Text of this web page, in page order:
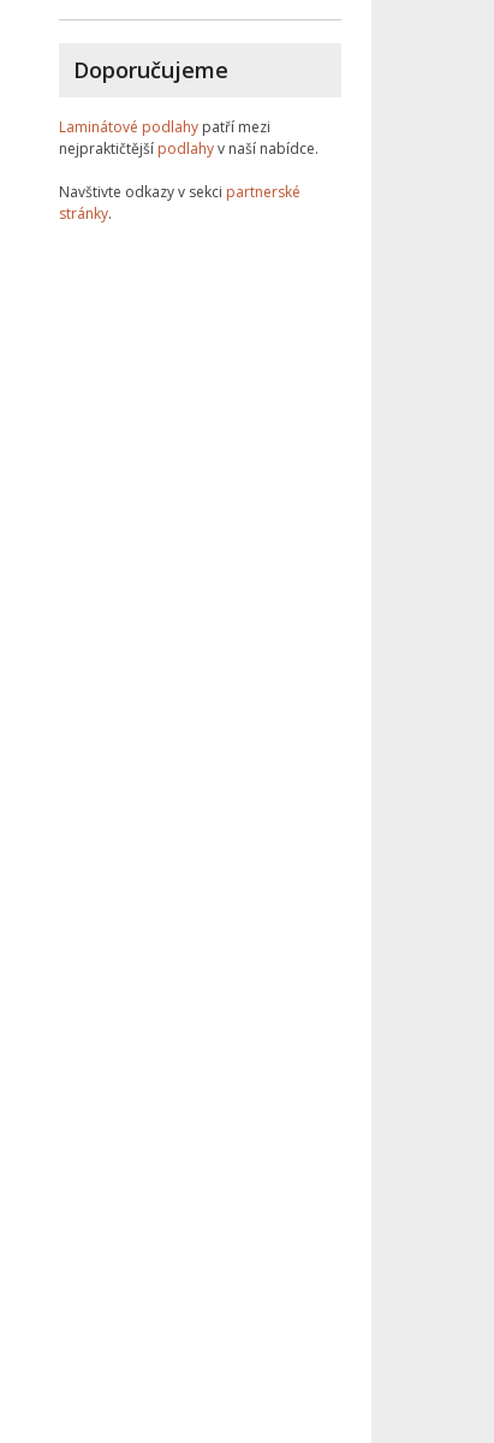
Doporučujeme
Laminátové podlahy patří mezi
nejpraktičtější podlahyv naší nabídce.
Navštivte odkazy v sekci partnerské
stránky.